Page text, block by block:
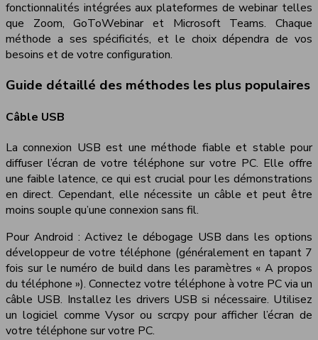
fonctionnalités intégrées aux plateformes de webinar telles
que Zoom, GoToWebinar et Microsoft Teams. Chaque
méthode a ses spécificités, et le choix dépendra de vos
besoins et de votre configuration.
Guide détaillé des méthodes les plus populaires
Câble USB
La connexion USB est une méthode fiable et stable pour
diffuser l’écran de votre téléphone sur votre PC. Elle offre
une faible latence, ce qui est crucial pour les démonstrations
en direct. Cependant, elle nécessite un câble et peut être
moins souple qu’une connexion sans fil.
Pour Android : Activez le débogage USB dans les options
développeur de votre téléphone (généralement en tapant 7
fois sur le numéro de build dans les paramètres « A propos
du téléphone »). Connectez votre téléphone à votre PC via un
câble USB. Installez les drivers USB si nécessaire. Utilisez
un logiciel comme Vysor ou scrcpy pour afficher l’écran de
votre téléphone sur votre PC.